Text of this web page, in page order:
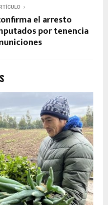
el arresto
por tenencia